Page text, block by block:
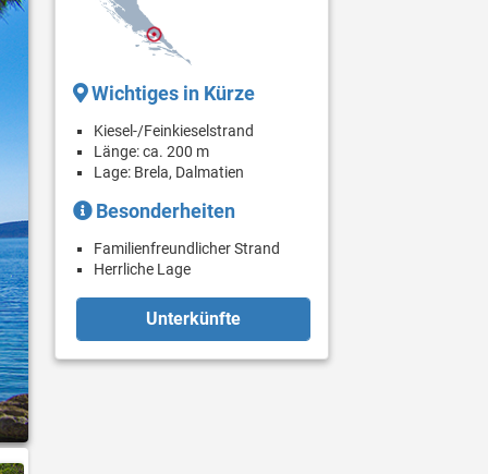
Wichtiges in Kürze
Kiesel-/Feinkieselstrand
Länge: ca. 200 m
Lage: Brela, Dalmatien
Besonderheiten
Familienfreundlicher Strand
Herrliche Lage
Unterkünfte